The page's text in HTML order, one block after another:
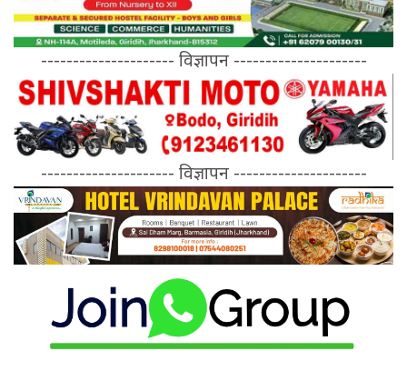
--------------------- विज्ञापन ---------------------
--------------------- विज्ञापन ---------------------